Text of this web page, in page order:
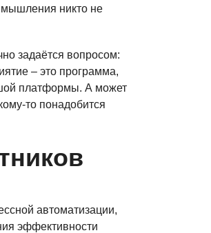
никто не
задаётся вопросом:
– это программа,
платформы. А может
то понадобится
автоматизации,
эффективности